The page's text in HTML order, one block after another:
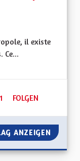
il existe
Ce...
51 FOLLOWER
FOLGEN
DÉVELOPPER LES
ANZEIGEN